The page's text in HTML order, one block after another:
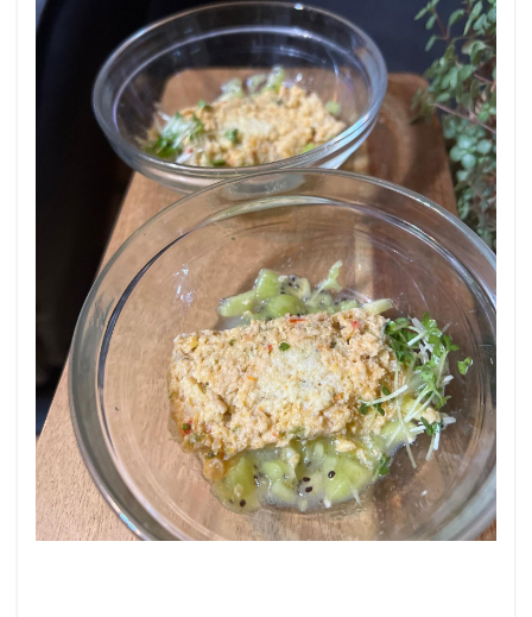
このレ